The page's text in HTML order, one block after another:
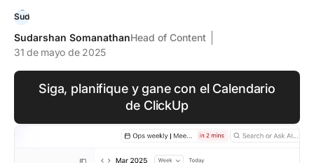
Sudarshan SomanathanHead of Content
31 de mayo de 2025
Siga, planifique y gane con el Calendario
de ClickUp